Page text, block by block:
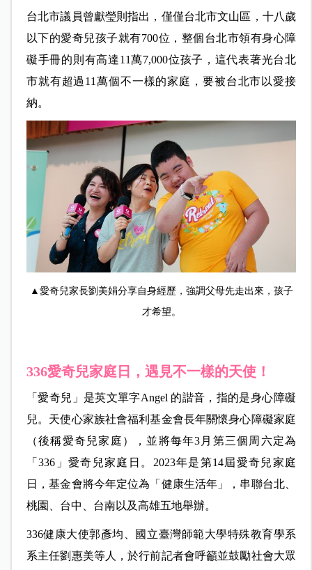
台北市議員曾獻瑩則指出，僅僅台北市文山區，十八歲
以下的愛奇兒孩子就有700位，整個台北市領有身心障
礙手冊的則有高達11萬7,000位孩子，這代表著光台北
市就有超過11萬個不一樣的家庭，要被台北市以愛接
納。
▲愛奇兒家長劉美娟分享自身經歷，強調父母先走出來，孩子
才希望。
336愛奇兒家庭日，遇見不一樣的天使！
「愛奇兒」 是英文單字Angel 的諧音，指的是身心障礙
兒。 天使心家族社會福利基金會長年關懷身心障礙家庭
（後稱愛奇兒家庭），並將每年3月第三個周六定為
「336」愛奇兒家庭日。2023年是第14屆愛奇兒家庭
日，基金會將今年定位為「健康生活年」，串聯台北、
桃園、台中、台南以及高雄五地舉辦。
336健康大使郭彥均、國立臺灣師範大學特殊教育學系
系主任劉惠美等人，於行前記者會呼籲並鼓勵社會大眾